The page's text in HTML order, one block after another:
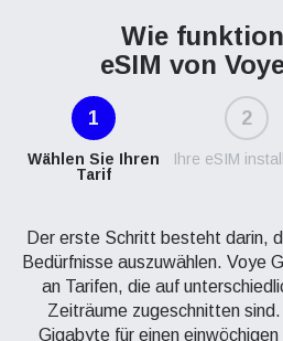
Wie
eSIM von
1
Wählen Sie Ihren
Tarif
2
Ihre eSIM
Der erste Schritt besteht darin,
Bedürfnisse auszuwählen. Voye
an Tarifen, die auf
Zeiträume zugeschnitten
Gigabyte für einen